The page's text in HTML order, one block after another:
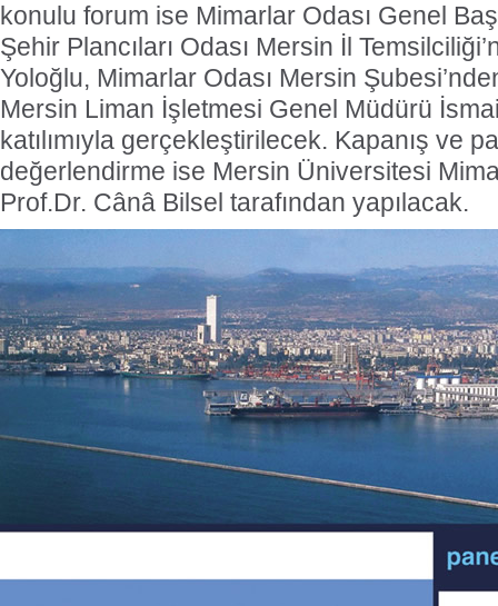
konulu forum ise Mimarlar Odası Genel
Şehir Plancıları Odası Mersin İl
Yoloğlu, Mimarlar Odası Mersin
Mersin Liman İşletmesi Genel Müdürü İsmail
katılımıyla gerçekleştirilecek. Kapanış ve
değerlendirme ise Mersin Üniversitesi
Prof.Dr. Cânâ Bilsel tarafından yapılacak.